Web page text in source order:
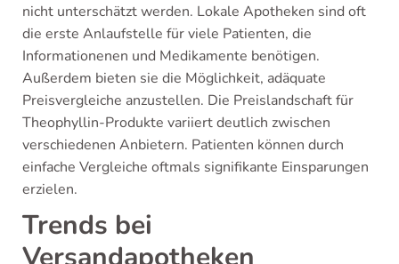
nicht unterschätzt werden. Lokale Apotheken sind oft
die erste Anlaufstelle für viele Patienten, die
Informationenen und Medikamente benötigen.
Außerdem bieten sie die Möglichkeit, adäquate
Preisvergleiche anzustellen. Die Preislandschaft für
Theophyllin-Produkte variiert deutlich zwischen
verschiedenen Anbietern. Patienten können durch
einfache Vergleiche oftmals signifikante Einsparungen
erzielen.
Trends bei